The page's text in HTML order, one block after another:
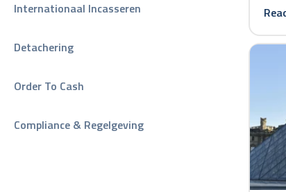
Internationaal Incasseren
Detachering
Order To Cash
Compliance & Regelgeving
card link